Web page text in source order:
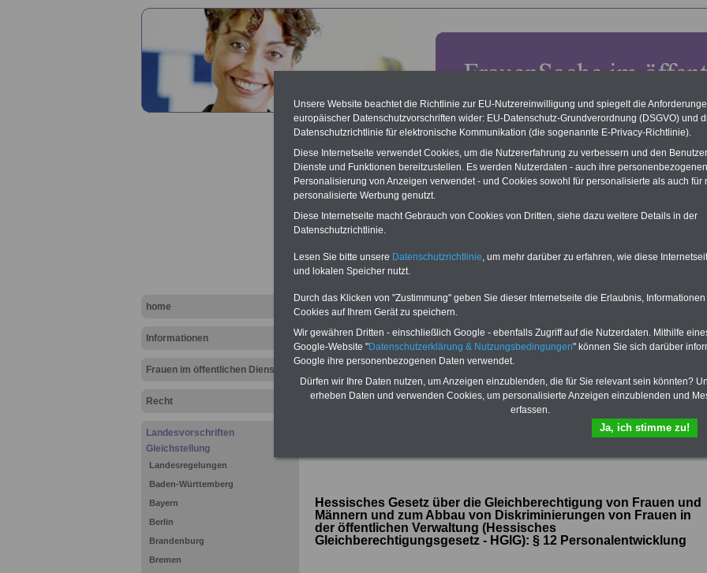
home
Informationen
Frauen im öffentlichen Dienst
Recht
Landesvorschriften
Gleichstellung
Landesregelungen
Baden-Württemberg
Bayern
Berlin
Brandenburg
Bremen
Personalentwicklung
OnlineServicefür 10
Euro
Laufzeit von 12 Monaten bleiben
Laufenden: auch ein eBook zu
Frauen im öffentlichen Dienstist
zum herunterladen, lesen und
ausdrucken>>>zur Bestellung
Hessisches Gesetz über die Gleichberechtigung von Frauen und
Männern und zum Abbau von Diskriminierungen von Frauen in
der öffentlichen Verwaltung (Hessisches
Gleichberechtigungsgesetz - HGlG): § 12 Personalentwicklung
Unsere Website beachtet die Richtlinie zur EU-Nutzereinwilligung und spiegelt die
europäischer Datenschutzvorschriften wider: EU-Datenschutz-Grundverordnung (DSGVO) und
Datenschutzrichtlinie für elektronische Kommunikation (die sogenannte E-Privacy-Richtlinie).
Diese Internetseite verwendet Cookies, um die Nutzererfahrung zu verbessern und den
Dienste und Funktionen bereitzustellen. Es werden Nutzerdaten - auch ihre
Personalisierung von Anzeigen verwendet - und Cookies sowohl für personalisierte als auch für
personalisierte Werbung genutzt.
Diese Internetseite macht Gebrauch von Cookies von Dritten, siehe dazu weitere Details in der
Datenschutzrichtlinie.
Lesen Sie bitte unsere Datenschutzrichtlinie, um mehr darüber zu erfahren, wie diese
und lokalen Speicher nutzt.
Durch das Klicken von "Zustimmung" geben Sie dieser Internetseite die Erlaubnis,
Cookies auf Ihrem Gerät zu speichern.
Wir gewähren Dritten - einschließlich Google - ebenfalls Zugriff auf die Nutzerdaten. Mithilfe
Google-Website "Datenschutzerklärung & Nutzungsbedingungen" können Sie sich darüber
Google ihre personenbezogenen Daten verwendet.
Dürfen wir Ihre Daten nutzen, um Anzeigen einzublenden, die für Sie relevant sein könnten?
erheben Daten und verwenden Cookies, um personalisierte Anzeigen einzublenden und
erfassen.
Ja, ich stimme zu!